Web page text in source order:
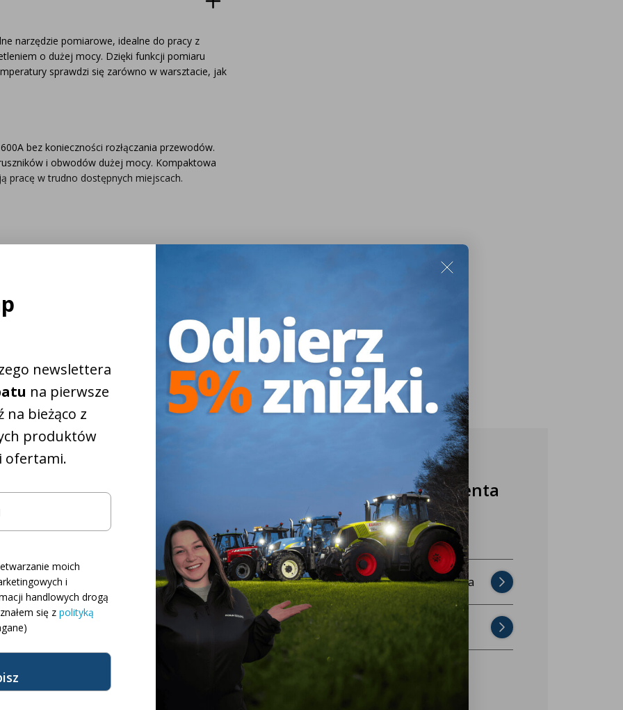
narzędzie pomiarowe, idealne do pracy z
o dużej mocy. Dzięki funkcji pomiaru
sprawdzi się zarówno w warsztacie, jak
bez konieczności rozłączania przewodów.
i obwodów dużej mocy. Kompaktowa
pracę w trudno dostępnych miejscach.
do
konfiguracji
modeli
marek
Nasza obsługa klienta
jest do Twojej
dyspozycji!
Najczęściej zadawane pytania
Skontaktuj się z nami
newslettera
na pierwsze
na bieżąco z
produktów
ofertami.
moich
i
handlowych drogą
się z polityką